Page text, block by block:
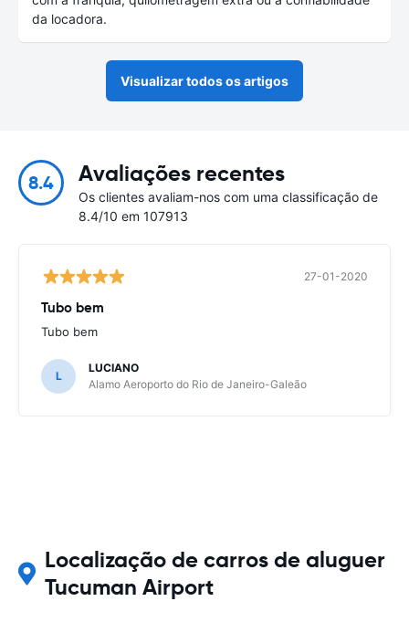
da locadora.
Visualizar todos os artigos
8.4 Avaliações recentes
Os clientes avaliam-nos com uma classificação de
8.4/10 em 107913
27-01-2020
Tubo bem
Tubo bem
L
LUCIANO
Alamo Aeroporto do Rio de Janeiro-Galeão
Localização de carros de aluguer
Tucuman Airport